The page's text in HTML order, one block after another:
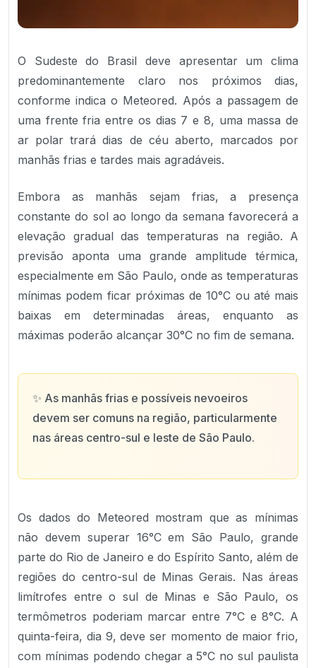
O Sudeste do Brasil deve apresentar um clima
predominantemente claro nos próximos dias,
conforme indica o Meteored. Após a passagem de
uma frente fria entre os dias 7 e 8, uma massa de
ar polar trará dias de céu aberto, marcados por
manhãs frias e tardes mais agradáveis.
Embora as manhãs sejam frias, a presença
constante do sol ao longo da semana favorecerá a
elevação gradual das temperaturas na região. A
previsão aponta uma grande amplitude térmica,
especialmente em São Paulo, onde as temperaturas
mínimas podem ficar próximas de 10°C ou até mais
baixas em determinadas áreas, enquanto as
máximas poderão alcançar 30°C no fim de semana.
✨ As manhãs frias e possíveis nevoeiros
devem ser comuns na região, particularmente
nas áreas centro-sul e leste de São Paulo.
Os dados do Meteored mostram que as mínimas
não devem superar 16°C em São Paulo, grande
parte do Rio de Janeiro e do Espírito Santo, além de
regiões do centro-sul de Minas Gerais. Nas áreas
limítrofes entre o sul de Minas e São Paulo, os
termômetros poderiam marcar entre 7°C e 8°C. A
quinta-feira, dia 9, deve ser momento de maior frio,
com mínimas podendo chegar a 5°C no sul paulista